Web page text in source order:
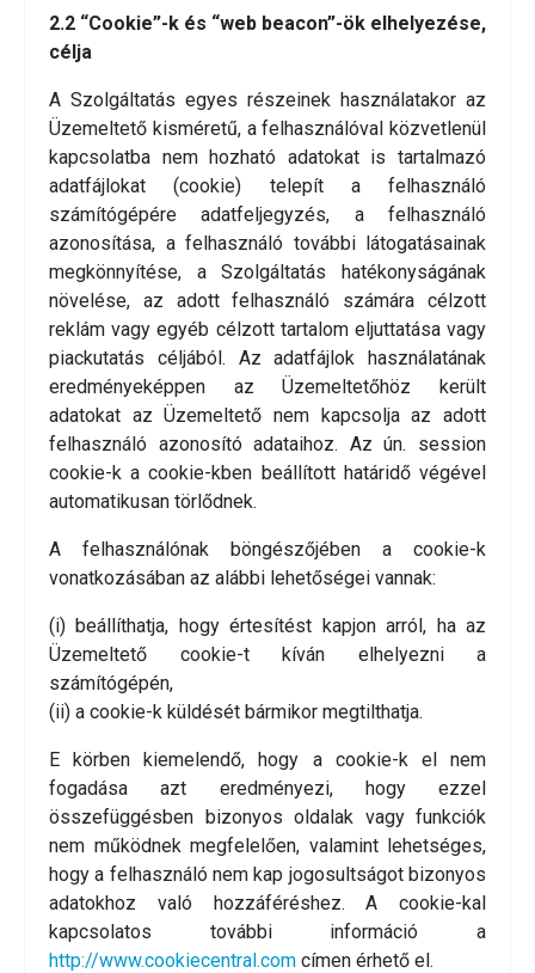
2.2 “Cookie”-k és “web beacon”-ök elhelyezése,
célja
A Szolgáltatás egyes részeinek használatakor az
Üzemeltető kisméretű, a felhasználóval közvetlenül
kapcsolatba nem hozható adatokat is tartalmazó
adatfájlokat (cookie) telepít a felhasználó
számítógépére adatfeljegyzés, a felhasználó
azonosítása, a felhasználó további látogatásainak
megkönnyítése, a Szolgáltatás hatékonyságának
növelése, az adott felhasználó számára célzott
reklám vagy egyéb célzott tartalom eljuttatása vagy
piackutatás céljából. Az adatfájlok használatának
eredményeképpen az Üzemeltetőhöz került
adatokat az Üzemeltető nem kapcsolja az adott
felhasználó azonosító adataihoz. Az ún. session
cookie-k a cookie-kben beállított határidő végével
automatikusan törlődnek.
A felhasználónak böngészőjében a cookie-k
vonatkozásában az alábbi lehetőségei vannak:
(i) beállíthatja, hogy értesítést kapjon arról, ha az
Üzemeltető cookie-t kíván elhelyezni a
számítógépén,
(ii) a cookie-k küldését bármikor megtilthatja.
E körben kiemelendő, hogy a cookie-k el nem
fogadása azt eredményezi, hogy ezzel
összefüggésben bizonyos oldalak vagy funkciók
nem működnek megfelelően, valamint lehetséges,
hogy a felhasználó nem kap jogosultságot bizonyos
adatokhoz való hozzáféréshez. A cookie-kal
kapcsolatos további információ a
http://www.cookiecentral.com címen érhető el.